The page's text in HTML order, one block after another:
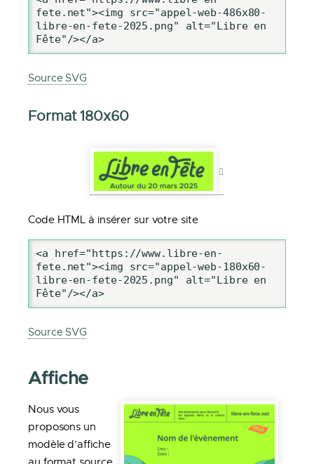
fete.net"><img src="appel-web-486x80-
libre-en-fete-2025.png" alt="Libre en
Fête"/></a>
Source SVG
Format 180x60
Code HTML à insérer sur votre site
<a href="https://www.libre-en-
fete.net"><img src="appel-web-180x60-
libre-en-fete-2025.png" alt="Libre en
Fête"/></a>
Source SVG
Affiche
Nous vous
proposons un
modèle d’affiche